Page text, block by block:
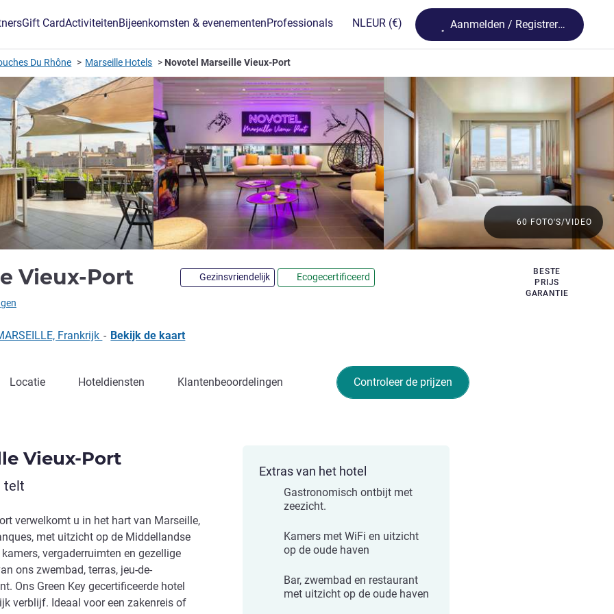
Gift CardActiviteitenBijeenkomsten & evenementenProfessionals NLEUR (€) Loading...
Aanmelden / Registreren
Du Rhône Marseille Hotels Novotel Marseille Vieux-Port
Vieux-Port 4 sterrenGezinsvriendelijk Ecogecertificeerd
BESTE
PRIJS
GARANTIE
60 FOTO'S/VIDEO
Frankrijk - Bekijk de kaart
Controleer de prijzen
Locatie Hoteldiensten Klantenbeoordelingen
Vieux-Port
telt
verwelkomt u in het hart van Marseille,
met uitzicht op de Middellandse
vergaderruimten en gezellige
ons zwembad, terras, jeu-de-
Ons Green Key gecertificeerde hotel
verblijf. Ideaal voor een zakenreis of
Extras van het hotel
Gastronomisch ontbijt met
zeezicht.
Kamers met WiFi en uitzicht
op de oude haven
Bar, zwembad en restaurant
met uitzicht op de oude haven